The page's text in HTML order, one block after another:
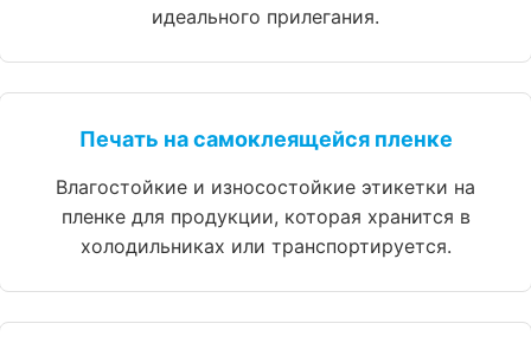
идеального прилегания.
Печать на самоклеящейся пленке
Влагостойкие и износостойкие этикетки на
пленке для продукции, которая хранится в
холодильниках или транспортируется.